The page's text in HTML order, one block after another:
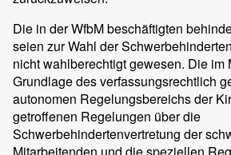
Die in der WfbM beschäftigten
seien zur Wahl der
nicht wahlberechtigt gewesen. Die im
Grundlage des verfassungsrechtlich
autonomen Regelungsbereichs der
getroffenen Regelungen über die
Schwerbehindertenvertretung der